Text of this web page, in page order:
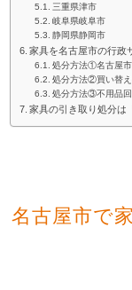
三重県津市
岐阜県岐阜市
静岡県静岡市
家具を名古屋市の行政
処分方法①名古屋
処分方法②買い替え
処分方法③不用品
家具の引き取り処分は
名古屋市で